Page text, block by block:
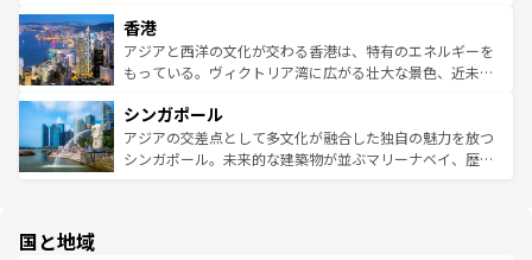
とつ。フォーやバインミー、ベトナムコーヒーなどは、ぜ
ひ現地で味わいたい。どの地域を訪れてもあたたかい人々
が旅行者を迎えてくれるので、きっと忘れられない旅にな
参照してほしい。
の活気が交差している。北部ではチェンマイなどの山岳地
帯で自然と触れ合い、南部ではプーケットやクラビの美し
いビーチでリゾート気分を楽しむことができる。タイ料理
激する。気候は一年中温暖で、どの季節にも異なる楽しみ
が待っている。親しみやすいタイの人々、仏教を中心とし
た文化、そして多様な観光資源が、訪れる旅人を魅了し続
香港
アジアと西洋の文化が交わる香港は、特有のエネルギーを
もっている。ヴィクトリア湾に広がる壮大な景色、近未来
み、どこを訪れても感動するはず。観光スポットが密集し
ており、効率よく見どころを回れるのも魅力。息をのむよ
うな絶景から文化的な体験まで、香港を存分に楽しみ尽く
シンガポール
アジアの交差点として多文化が融合した独自の魅力を放つ
シンガポール。未来的な建築物が並ぶマリーナベイ、歴史
国と地域